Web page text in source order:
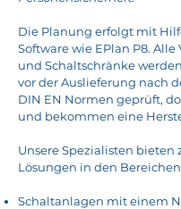
Die Planung erfolgt mit
Software wie EPlan P8.
und Schaltschränke
vor der Auslieferung nach
DIN EN Normen geprüft,
und bekommen eine
Unsere Spezialisten bieten
Lösungen in den
Schaltanlagen mit einem